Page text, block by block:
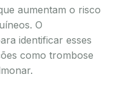
aumentam o risco
O
identificar esses
como trombose